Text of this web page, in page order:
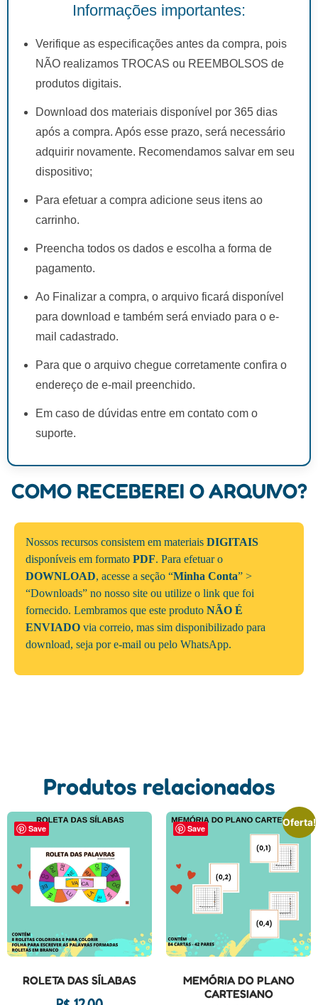
Informações importantes:
Verifique as especificações antes da compra, pois
NÃO realizamos TROCAS ou REEMBOLSOS de
produtos digitais.
Download dos materiais disponível por 365 dias
após a compra. Após esse prazo, será necessário
adquirir novamente. Recomendamos salvar em seu
dispositivo;
Para efetuar a compra adicione seus itens ao
carrinho.
Preencha todos os dados e escolha a forma de
pagamento.
Ao Finalizar a compra, o arquivo ficará disponível
para download e também será enviado para o e-
mail cadastrado.
Para que o arquivo chegue corretamente confira o
endereço de e-mail preenchido.
Em caso de dúvidas entre em contato com o
suporte.
COMO RECEBEREI O ARQUIVO?
Nossos recursos consistem em materiais DIGITAIS
disponíveis em formato PDF. Para efetuar o
DOWNLOAD, acesse a seção “Minha Conta” >
“Downloads” no nosso site ou utilize o link que foi
fornecido. Lembramos que este produto NÃO É
ENVIADO via correio, mas sim disponibilizado para
download, seja por e-mail ou pelo WhatsApp.
Produtos relacionados
Save
ROLETA DAS SÍLABAS
Save
Oferta!
MEMÓRIA DO PLANO
CARTESIANO